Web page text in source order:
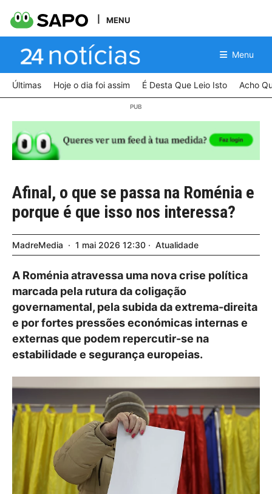
MENU
Menu
Últimas Hoje o dia foi assim É Desta Que Leio Isto Acho
Afinal, o que se passa na Roménia e
porque é que isso nos interessa?
MadreMedia 1 mai 2026 12:30 Atualidade
A Roménia atravessa uma nova crise política
marcada pela rutura da coligação
governamental, pela subida da extrema-direita
e por fortes pressões económicas internas e
externas que podem repercutir-se na
estabilidade e segurança europeias.